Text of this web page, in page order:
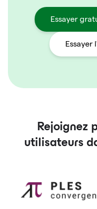
Essayer
Essayer
Rejoignez
utilisateurs